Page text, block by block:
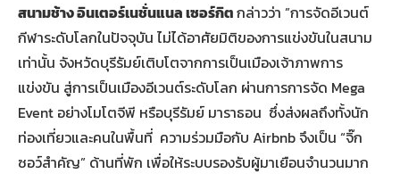
สนามช้าง อินเตอร์เนชั่นแนล เซอร์กิตกล่าวว่า ”การจัดอีเวนต์
กีฬาระดับโลกในปัจจุบัน ไม่ได้อาศัยมิติของการแข่งขันในสนาม
เท่านั้น จังหวัดบุรีรัมย์เติบโตจากการเป็นเมืองเจ้าภาพการ
แข่งขัน สู่การเป็นเมืองอีเวนต์ระดับโลก ผ่านการการจัด Mega
Event อย่างโมโตจีพี หรือบุรีรัมย์ มาราธอน ซึ่งส่งผลถึงทั้งนัก
ท่องเที่ยวและคนในพื้นที่ ความร่วมมือกับ Airbnb จึงเป็น “จิ๊ก
ซอว์สำคัญ” ด้านที่พัก เพื่อให้ระบบรองรับผู้มาเยือนจำนวนมาก